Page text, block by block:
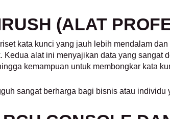
(ALAT
kata kunci yang jauh lebih mendalam
Kedua alat ini menyajikan data yang
kemampuan untuk membongkar kata
sangat berharga bagi bisnis atau